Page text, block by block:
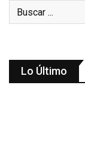
Lo Último